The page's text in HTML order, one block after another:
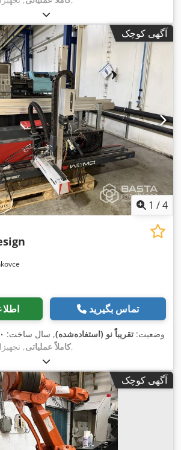
آگهی کوچک
1 /4
تماس بگیرید
وضعیت: تقریباً نو (استفاده‌شده), سال ساخت:
کاملاً عملیاتی, ,
آگهی کوچک